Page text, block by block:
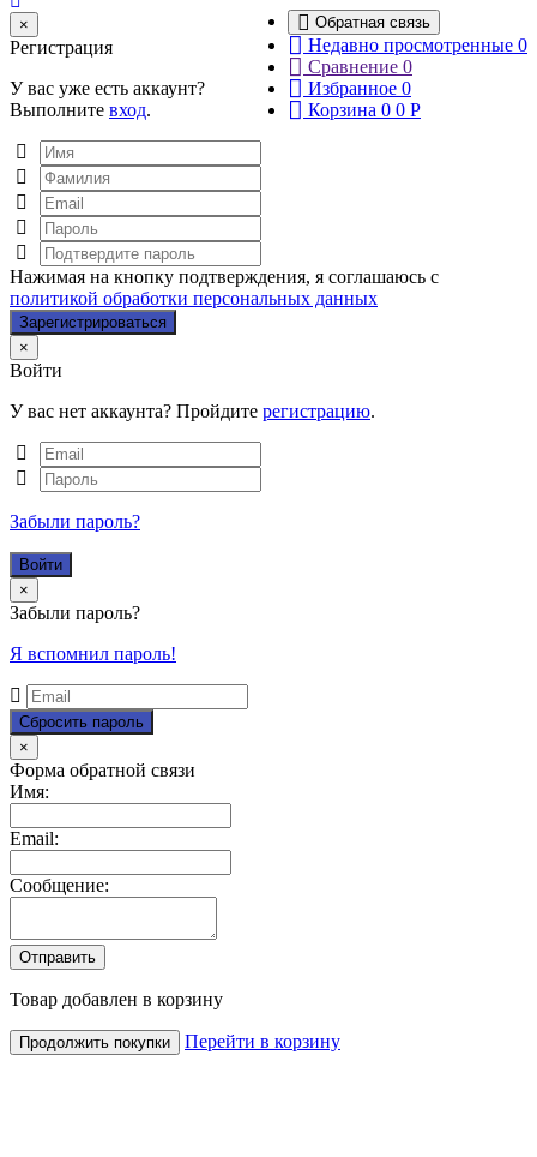
Обратная связь
Недавно просмотренные 0
Сравнение 0
Избранное 0
Корзина 0 0 Р
×
Регистрация
У вас уже есть аккаунт?
Выполните вход.
Нажимая на кнопку подтверждения, я соглашаюсь с
политикой обработки персональных данных
×
Войти
У вас нет аккаунта? Пройдите регистрацию.
Забыли пароль?
×
Забыли пароль?
Я вспомнил пароль!
×
Форма обратной связи
Имя:
Email:
Сообщение:
Товар добавлен в корзину
Продолжить покупки Перейти в корзину